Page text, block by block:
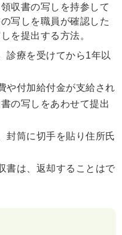
収書の写しを持参して
写しを職員が確認した
を提出する方法。
診療を受けてから1年以
や付加給付金が支給され
の写しをあわせて提出
封筒に切手を貼り住所氏
書は、返却することはで